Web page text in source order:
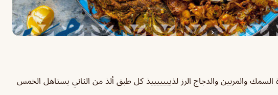
والمربين والدجاج الرز لذيييييييذ كل طبق ألذ من الثاني يستاهل الخمس